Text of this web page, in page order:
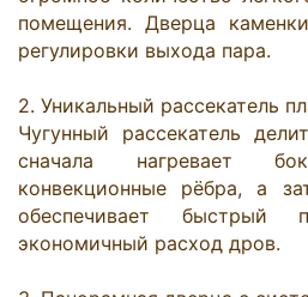
помещения. Дверца
регулировки выхода пара.
2. Уникальный рассекатель
Чугунный рассекатель
сначала нагревает
конвекционные рёбра, а
обеспечивает быстрый
экономичный расход дров.